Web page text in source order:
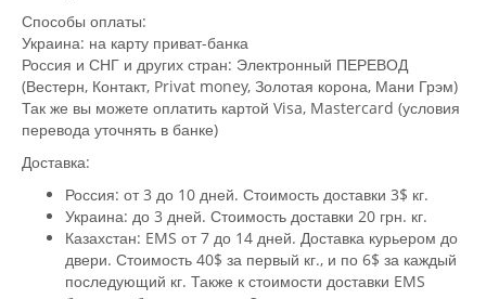
Способы оплаты:
Украина: на карту приват-банка
Россия и СНГ и других стран: Электронный ПЕРЕВОД
(Вестерн, Контакт, Privat money, Золотая корона, Мани Грэм)
Так же вы можете оплатить картой Visa, Mastercard (условия
перевода уточнять в банке)
Доставка:
Россия: от 3 до 10 дней. Стоимость доставки 3$ кг.
Украина: до 3 дней. Стоимость доставки 20 грн. кг.
Казахстан: EMS от 7 до 14 дней. Доставка курьером до
двери. Стоимость 40$ за первый кг., и по 6$ за каждый
последующий кг. Также к стоимости доставки EMS